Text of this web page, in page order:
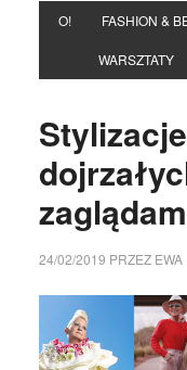
O! FASHION &
WARSZTATY
zaglądam
24/02/2019 PRZEZ EWA